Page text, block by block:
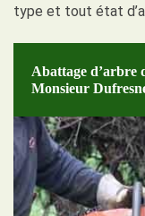
type et tout état
Abattage d’arbre
Monsieur